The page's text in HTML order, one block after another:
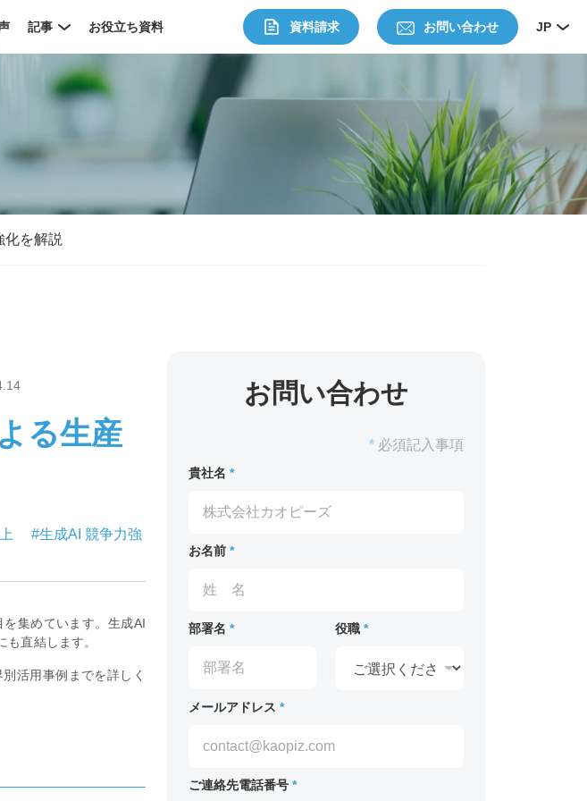
記事 お役立ち資料 JP
資料請求 お問い合わせ
化を解説
る生産
#生成AI 競争力強
集めています。生成AI
直結します。
活用事例までを詳しく
お問い合わせ
* 必須記入事項
貴社名 *
お名前 *
部署名 * 役職 *
メールアドレス *
ご連絡先電話番号 *